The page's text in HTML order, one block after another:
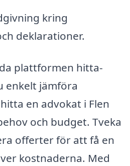
kring
deklarationer.
plattformen hitta-
enkelt jämföra
en advokat i Flen
och budget. Tveka
offerter för att få en
kostnaderna. Med